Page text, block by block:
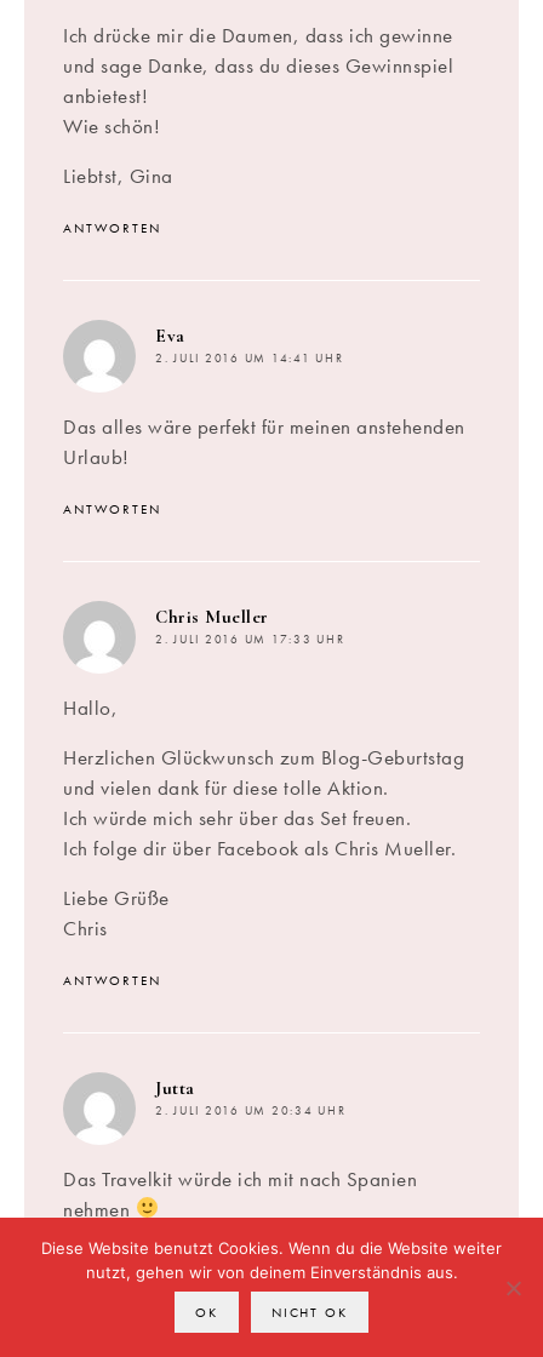
Ich drücke mir die Daumen, dass ich gewinne
und sage Danke, dass du dieses Gewinnspiel
anbietest!
Wie schön!
Liebtst, Gina
ANTWORTEN
Eva
2. JULI 2016 UM 14:41 UHR
Das alles wäre perfekt für meinen anstehenden
Urlaub!
ANTWORTEN
Chris Mueller
2. JULI 2016 UM 17:33 UHR
Hallo,
Herzlichen Glückwunsch zum Blog-Geburtstag
und vielen dank für diese tolle Aktion.
Ich würde mich sehr über das Set freuen.
Ich folge dir über Facebook als Chris Mueller.
Liebe Grüße
Chris
ANTWORTEN
Jutta
2. JULI 2016 UM 20:34 UHR
Das Travelkit würde ich mit nach Spanien
nehmen
Liebe Grüße
Jutta
Diese Website benutzt Cookies. Wenn du die Website weiter
nutzt, gehen wir von deinem Einverständnis aus.
OK NICHT OK